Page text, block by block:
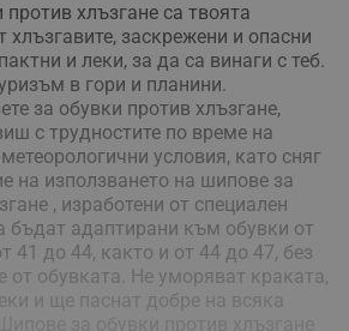
хлъзгане са твоята
заскрежени и опасни
и леки, за да са винаги с теб.
в гори и планини.
за обувки против хлъзгане,
с трудностите по време на
условия, като сняг
на използването на шипове за
, изработени от специален
бъдат адаптирани към обувки от
41 до 44, както и от 44 до 47, без
от обувката. Не уморяват краката,
и ще паснат добре на всяка